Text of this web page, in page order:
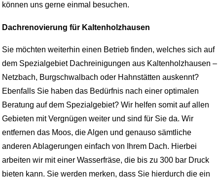
können uns gerne einmal besuchen.
Dachrenovierung für Kaltenholzhausen
Sie möchten weiterhin einen Betrieb finden, welches sich auf
dem Spezialgebiet Dachreinigungen aus Kaltenholzhausen –
Netzbach, Burgschwalbach oder Hahnstätten auskennt?
Ebenfalls Sie haben das Bedürfnis nach einer optimalen
Beratung auf dem Spezialgebiet? Wir helfen somit auf allen
Gebieten mit Vergnügen weiter und sind für Sie da. Wir
entfernen das Moos, die Algen und genauso sämtliche
anderen Ablagerungen einfach von Ihrem Dach. Hierbei
arbeiten wir mit einer Wasserfräse, die bis zu 300 bar Druck
bieten kann. Sie werden merken, dass Sie hierdurch die ein